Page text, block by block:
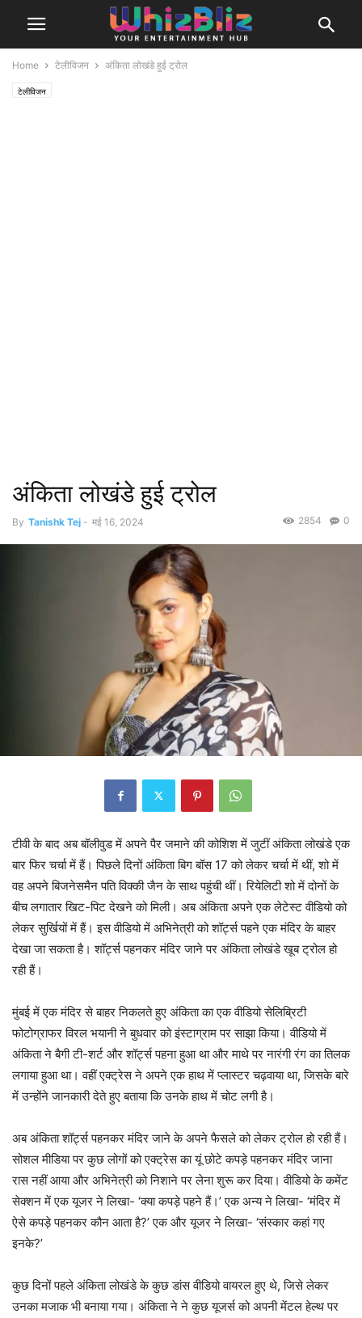
Home टेलीविजन अंकिता लोखंडे हुई ट्रोल
टेलीविजन
अंकिता लोखंडे हुई ट्रोल
By Tanishk Tej - मई 16, 2024 0
2854
टीवी के बाद अब बॉलीवुड में अपने पैर जमाने की कोशिश में जुटीं अंकिता लोखंडे एक
बार फिर चर्चा में हैं। पिछले दिनों अंकिता बिग बॉस 17 को लेकर चर्चा में थीं, शो में
वह अपने बिजनेसमैन पति विक्की जैन के साथ पहुंची थीं। रियेलिटी शो में दोनों के
बीच लगातार खिट-पिट देखने को मिली। अब अंकिता अपने एक लेटेस्ट वीडियो को
लेकर सुर्खियों में हैं। इस वीडियो में अभिनेत्री को शॉर्ट्स पहने एक मंदिर के बाहर
देखा जा सकता है। शॉर्ट्स पहनकर मंदिर जाने पर अंकिता लोखंडे खूब ट्रोल हो
रही हैं।
मुंबई में एक मंदिर से बाहर निकलते हुए अंकिता का एक वीडियो सेलिब्रिटी
फोटोग्राफर विरल भयानी ने बुधवार को इंस्टाग्राम पर साझा किया। वीडियो में
अंकिता ने बैगी टी-शर्ट और शॉर्ट्स पहना हुआ था और माथे पर नारंगी रंग का तिलक
लगाया हुआ था। वहीं एक्ट्रेस ने अपने एक हाथ में प्लास्टर चढ़वाया था, जिसके बारे
में उन्होंने जानकारी देते हुए बताया कि उनके हाथ में चोट लगी है।
अब अंकिता शॉर्ट्स पहनकर मंदिर जाने के अपने फैसले को लेकर ट्रोल हो रही हैं।
सोशल मीडिया पर कुछ लोगों को एक्ट्रेस का यूं छोटे कपड़े पहनकर मंदिर जाना
रास नहीं आया और अभिनेत्री को निशाने पर लेना शुरू कर दिया। वीडियो के कमेंट
सेक्शन में एक यूजर ने लिखा- ‘क्या कपड़े पहने हैं।’ एक अन्य ने लिखा- ‘मंदिर में
ऐसे कपड़े पहनकर कौन आता है?’ एक और यूजर ने लिखा- ‘संस्कार कहां गए
इनके?’
कुछ दिनों पहले अंकिता लोखंडे के कुछ डांस वीडियो वायरल हुए थे, जिसे लेकर
उनका मजाक भी बनाया गया। अंकिता ने ने कुछ यूजर्स को अपनी मेंटल हेल्थ पर